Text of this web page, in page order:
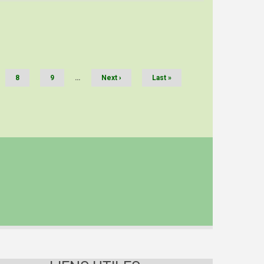
Page
8 Page
9 …
Page
suivante
Next ›
Dernière
page
Last »